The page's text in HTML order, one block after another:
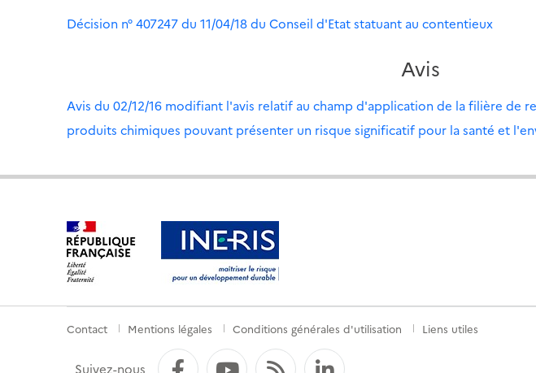
Décision n° 407247 du 11/04/18 du Conseil d'Etat statuant au contentieux
Avis
Avis du 02/12/16 modifiant l'avis relatif au champ d'application de la filière de
produits chimiques pouvant présenter un risque significatif pour la santé et
Menu
de
Contact Mentions légales Conditions générales d'utilisation Liens utiles
Suivez-nous